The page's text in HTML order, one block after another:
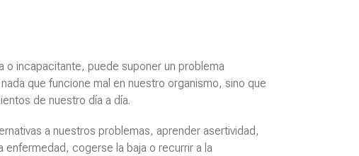
o incapacitante, puede suponer un problema
que funcione mal en nuestro organismo, sino que
de nuestro día a día.
a nuestros problemas, aprender asertividad,
cogerse la baja o recurrir a la